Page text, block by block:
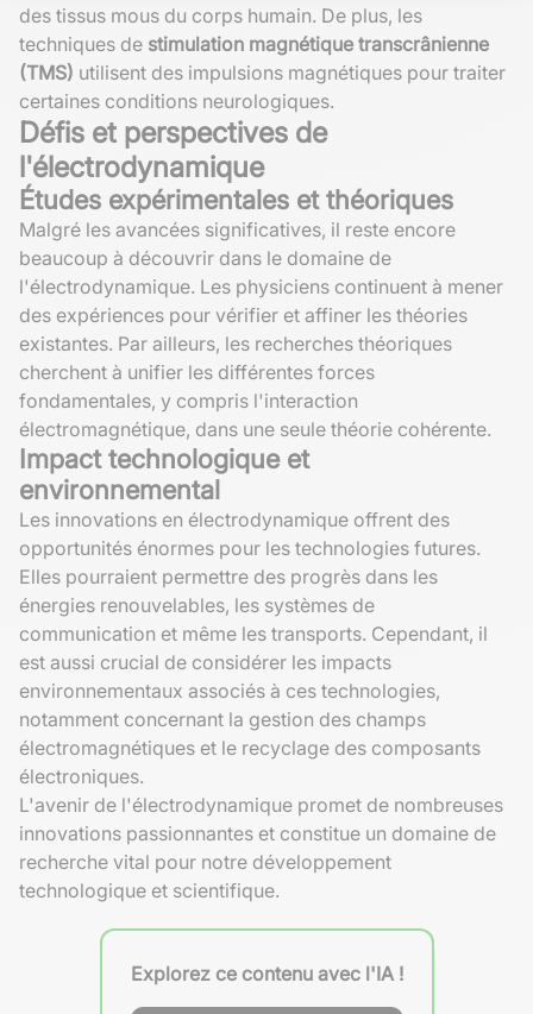
des tissus mous du corps humain. De plus, les
techniques de stimulation magnétique transcrânienne
(TMS) utilisent des impulsions magnétiques pour traiter
certaines conditions neurologiques.
Défis et perspectives de
l'électrodynamique
Études expérimentales et théoriques
Malgré les avancées significatives, il reste encore
beaucoup à découvrir dans le domaine de
l'électrodynamique. Les physiciens continuent à mener
des expériences pour vérifier et affiner les théories
existantes. Par ailleurs, les recherches théoriques
cherchent à unifier les différentes forces
fondamentales, y compris l'interaction
électromagnétique, dans une seule théorie cohérente.
Impact technologique et
environnemental
Les innovations en électrodynamique offrent des
opportunités énormes pour les technologies futures.
Elles pourraient permettre des progrès dans les
énergies renouvelables, les systèmes de
communication et même les transports. Cependant, il
est aussi crucial de considérer les impacts
environnementaux associés à ces technologies,
notamment concernant la gestion des champs
électromagnétiques et le recyclage des composants
électroniques.
L'avenir de l'électrodynamique promet de nombreuses
innovations passionnantes et constitue un domaine de
recherche vital pour notre développement
technologique et scientifique.
Explorez ce contenu avec l'IA !